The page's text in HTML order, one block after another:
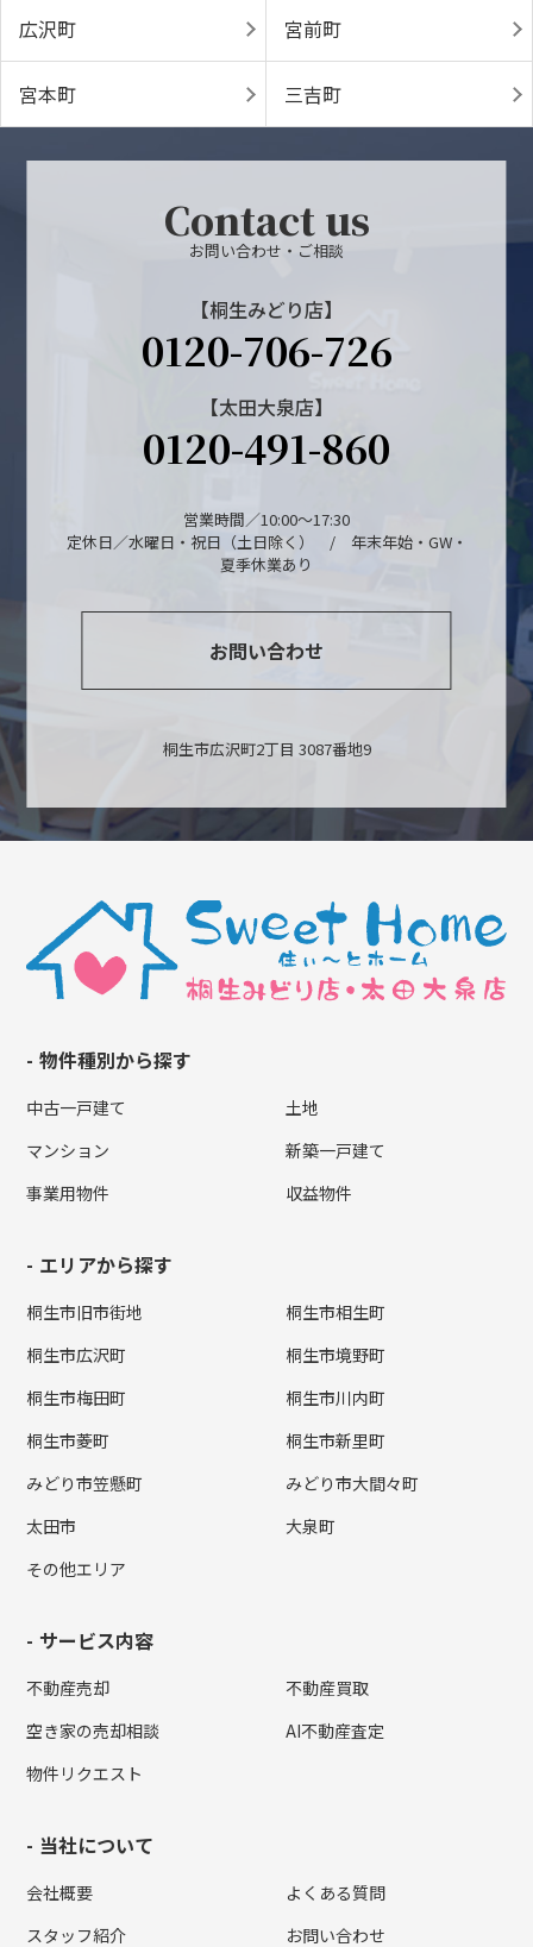
広沢町 宮前町
宮本町 三吉町
Contact us
お問い合わせ・ご相談
【桐生みどり店】
0120-706-726
【太田大泉店】
0120-491-860
営業時間／10:00～17:30
定休日／水曜日・祝日（土日除く） / 年末年始・GW・
夏季休業あり
お問い合わせ
桐生市広沢町2丁目 3087番地9
物件種別から探す
中古一戸建て
土地
マンション
新築一戸建て
事業用物件
収益物件
エリアから探す
桐生市旧市街地
桐生市相生町
桐生市広沢町
桐生市境野町
桐生市梅田町
桐生市川内町
桐生市菱町
桐生市新里町
みどり市笠懸町
みどり市大間々町
太田市
大泉町
その他エリア
サービス内容
不動産売却
不動産買取
空き家の売却相談
AI不動産査定
物件リクエスト
当社について
会社概要
よくある質問
スタッフ紹介
お問い合わせ